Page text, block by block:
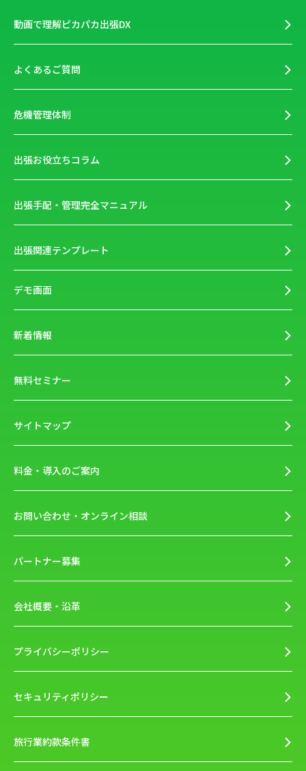
動画で理解ピカパカ出張DX
よくあるご質問
危機管理体制
出張お役立ちコラム
出張手配・管理完全マニュアル
出張関連テンプレート
デモ画面
新着情報
無料セミナー
サイトマップ
料金・導入のご案内
お問い合わせ・オンライン相談
パートナー募集
会社概要・沿革
プライバシーポリシー
セキュリティポリシー
旅行業約款条件書